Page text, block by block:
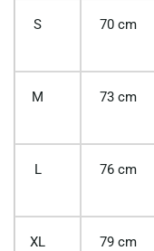
S 70 cm
M 73 cm
L 76 cm
XL 79 cm